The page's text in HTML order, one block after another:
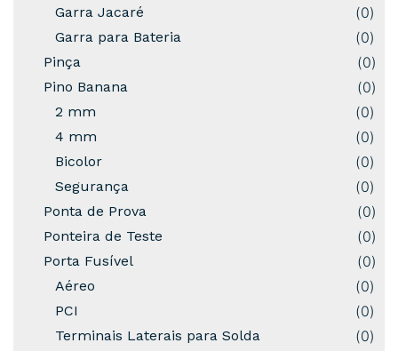
Garra Jacaré (0)
Garra para Bateria (0)
Pinça (0)
Pino Banana (0)
2 mm (0)
4 mm (0)
Bicolor (0)
Segurança (0)
Ponta de Prova (0)
Ponteira de Teste (0)
Porta Fusível (0)
Aéreo (0)
PCI (0)
Terminais Laterais para Solda (0)